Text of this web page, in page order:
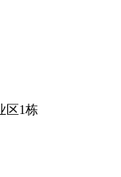
区1栋